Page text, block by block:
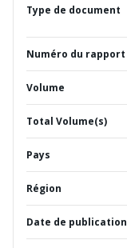
Type de document
Numéro du rapport
Volume
Total Volume(s)
Pays
Région
Date de publication